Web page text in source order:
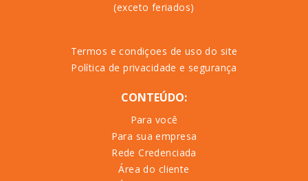
(exceto feriados)
Termos e condiçoes de uso do site
Política de privacidade e segurança
CONTEÚDO:
Para você
Para sua empresa
Rede Credenciada
Área do cliente